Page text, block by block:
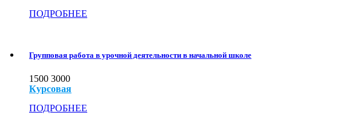
ПОДРОБНЕЕ
Групповая работа в урочной деятельности в начальной школе
1500 3000
Курсовая
ПОДРОБНЕЕ